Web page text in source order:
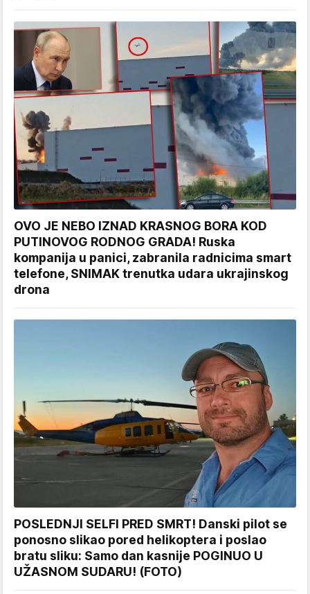
OVO JE NEBO IZNAD KRASNOG BORA KOD
PUTINOVOG RODNOG GRADA! Ruska
kompanija u panici, zabranila radnicima smart
telefone, SNIMAK trenutka udara ukrajinskog
drona
POSLEDNJI SELFI PRED SMRT! Danski pilot se
ponosno slikao pored helikoptera i poslao
bratu sliku: Samo dan kasnije POGINUO U
UŽASNOM SUDARU! (FOTO)